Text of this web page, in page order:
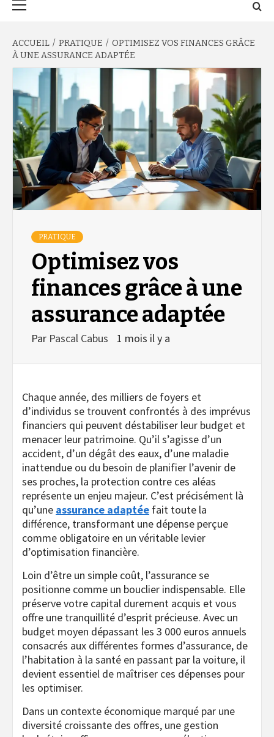
ACCUEIL PRATIQUE
OPTIMISEZ VOS FINANCES GRÂCE
À UNE ASSURANCE ADAPTÉE
PRATIQUE
Optimisez vos
finances grâce à une
assurance adaptée
Par Pascal Cabus 1 mois il y a
Chaque année, des milliers de foyers et
d’individus se trouvent confrontés à des imprévus
financiers qui peuvent déstabiliser leur budget et
menacer leur patrimoine. Qu’il s’agisse d’un
accident, d’un dégât des eaux, d’une maladie
inattendue ou du besoin de planifier l’avenir de
ses proches, la protection contre ces aléas
représente un enjeu majeur. C’est précisément là
qu’une assurance adaptée fait toute la
différence, transformant une dépense perçue
comme obligatoire en un véritable levier
d’optimisation financière.
Loin d’être un simple coût, l’assurance se
positionne comme un bouclier indispensable. Elle
préserve votre capital durement acquis et vous
offre une tranquillité d’esprit précieuse. Avec un
budget moyen dépassant les 3 000 euros annuels
consacrés aux différentes formes d’assurance, de
l’habitation à la santé en passant par la voiture, il
devient essentiel de maîtriser ces dépenses pour
les optimiser.
Dans un contexte économique marqué par une
diversité croissante des offres, une gestion